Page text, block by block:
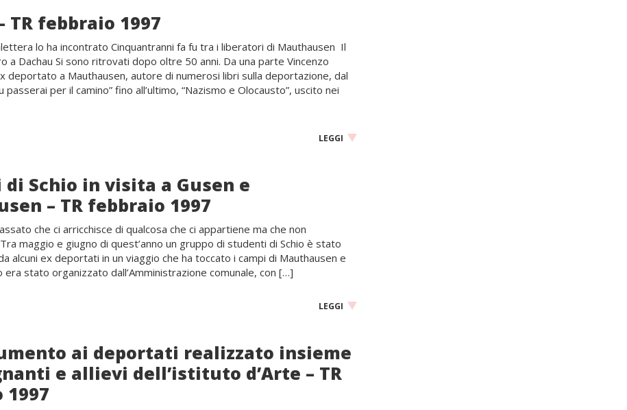
TR febbraio 1997
lo ha incontrato Cinquantranni fa fu tra i liberatori di Mauthausen Il
a Dachau Si sono ritrovati dopo oltre 50 anni. Da una parte Vincenzo
deportato a Mauthausen, autore di numerosi libri sulla deportazione, dal
passerai per il camino” fino all’ultimo, “Nazismo e Olocausto”, uscito nei
LEGGI
di Schio in visita a Gusen e
– TR febbraio 1997
che ci arricchisce di qualcosa che ci appartiene ma che non
maggio e giugno di quest’anno un gruppo di studenti di Schio è stato
alcuni ex deportati in un viaggio che ha toccato i campi di Mauthausen e
era stato organizzato dall’Amministrazione comunale, con […]
LEGGI
ai deportati realizzato insieme
e allievi dell’istituto d’Arte – TR